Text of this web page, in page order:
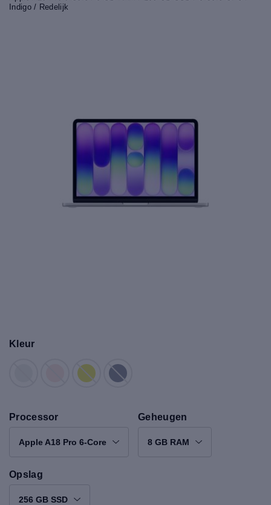
Indigo / Redelijk
Kleur
Processor
Apple A18 Pro 6-Core
Geheugen
8 GB RAM
Opslag
256 GB SSD